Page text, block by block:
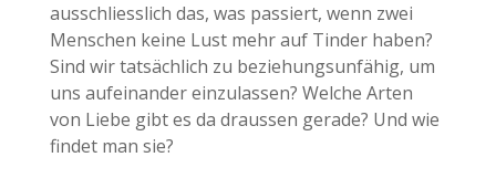
ausschliesslich das, was passiert, wenn zwei
Menschen keine Lust mehr auf Tinder haben?
Sind wir tatsächlich zu beziehungsunfähig, um
uns aufeinander einzulassen? Welche Arten
von Liebe gibt es da draussen gerade? Und wie
findet man sie?